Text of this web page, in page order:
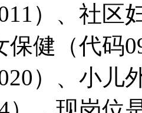
）、社区
保健（代码
）、小儿